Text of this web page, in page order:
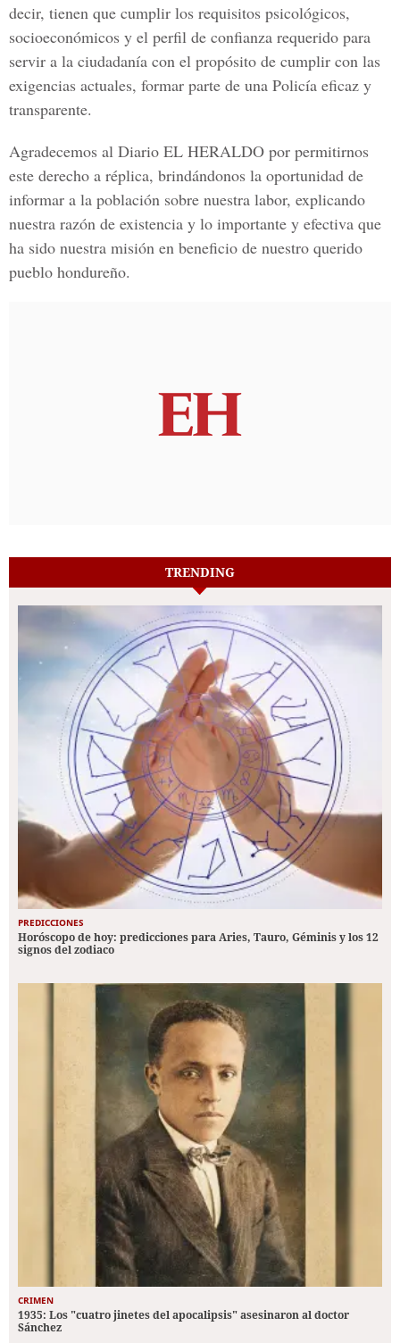
decir, tienen que cumplir los requisitos psicológicos,
socioeconómicos y el perfil de confianza requerido para
servir a la ciudadanía con el propósito de cumplir con las
exigencias actuales, formar parte de una Policía eficaz y
transparente.
Agradecemos al Diario EL HERALDO por permitirnos
este derecho a réplica, brindándonos la oportunidad de
informar a la población sobre nuestra labor, explicando
nuestra razón de existencia y lo importante y efectiva que
ha sido nuestra misión en beneficio de nuestro querido
pueblo hondureño.
TRENDING
PREDICCIONES
Horóscopo de hoy: predicciones para Aries, Tauro, Géminis y los 12
signos del zodiaco
CRIMEN
1935: Los "cuatro jinetes del apocalipsis" asesinaron al doctor
Sánchez